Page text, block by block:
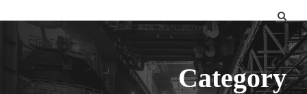
Category